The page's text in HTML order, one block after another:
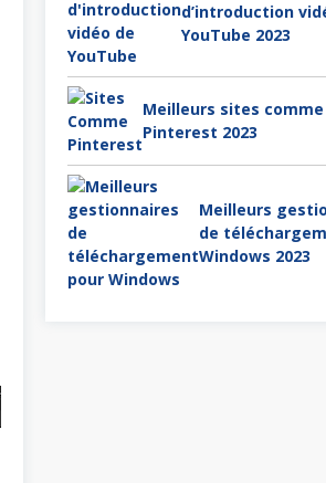
d’introduction
YouTube 2023
Meilleurs sites comme
Pinterest 2023
Meilleurs
de
Windows 2023